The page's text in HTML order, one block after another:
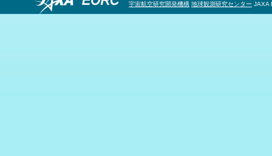
宇宙航空研究開発機構 地球観測研究センター JAXA